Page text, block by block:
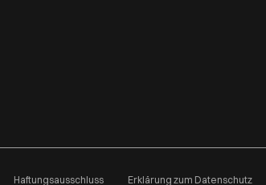
Haftungsausschluss Erklärung zum Datenschutz